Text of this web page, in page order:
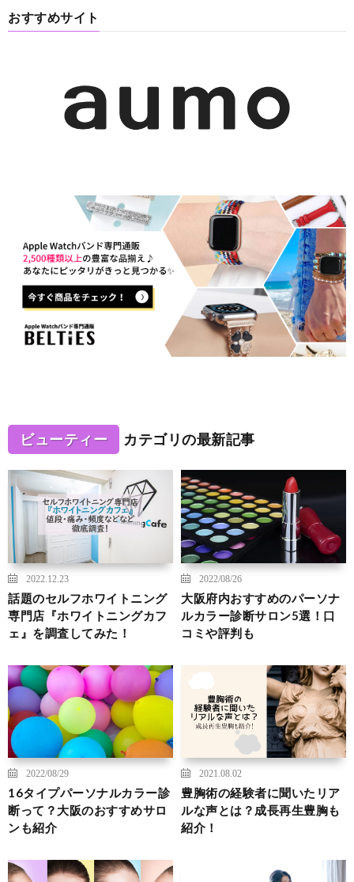
おすすめサイト
ビューティー カテゴリの最新記事
2022.12.23
話題のセルフホワイトニング
専門店『ホワイトニングカフ
ェ』を調査してみた！
2022/08/26
大阪府内おすすめのパーソナ
ルカラー診断サロン5選！口
コミや評判も
2022/08/29
16タイプパーソナルカラー診
断って？大阪のおすすめサロ
ンも紹介
2021.08.02
豊胸術の経験者に聞いたリア
ルな声とは？成長再生豊胸も
紹介！